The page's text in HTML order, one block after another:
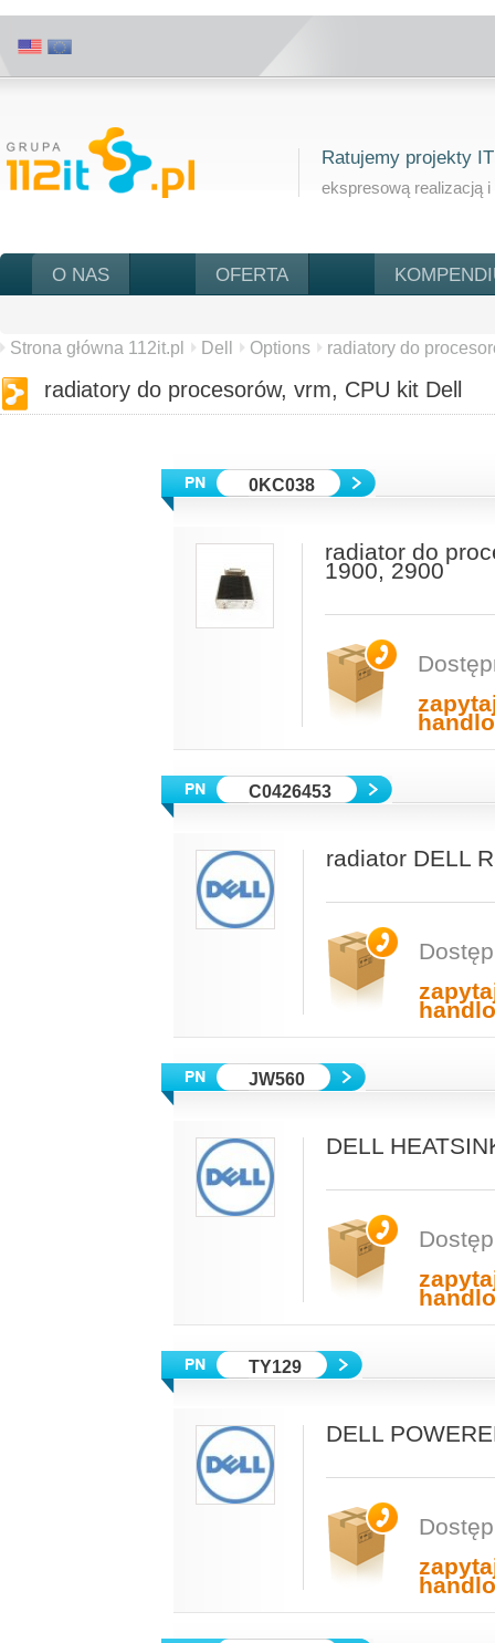
Ratujemy projekty IT
ekspresową realizacją i
O NAS OFERTA
Strona główna 112it.pl Dell Options radiatory do
radiatory do procesorów, vrm, CPU kit Dell
0KC038
radiator do
1900, 2900
C0426453
radiator DELL
JW560
DELL
TY129
DELL